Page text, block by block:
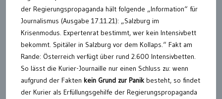
der Regierungspropaganda hält folgende „Information“ für
Journalismus (Ausgabe 17.11.21): „Salzburg im
Krisenmodus. Expertenrat bestimmt, wer kein Intensivbett
bekommt. Spitäler in Salzburg vor dem Kollaps.“ Fakt am
Rande: Österreich verfügt über rund 2.600 Intensivbetten.
So lässt die Kurier-Journaille nur einen Schluss zu: wenn
aufgrund der Fakten kein Grund zur Panik besteht, so findet
der Kurier als Erfüllungsgehilfe der Regierungspropaganda